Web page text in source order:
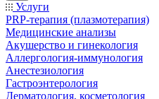
Услуги
PRP-терапия (плазмотерапия)
Медицинские анализы
Акушерство и гинекология
Аллергология-иммунология
Анестезиология
Гастроэнтерология
Дерматология, косметология